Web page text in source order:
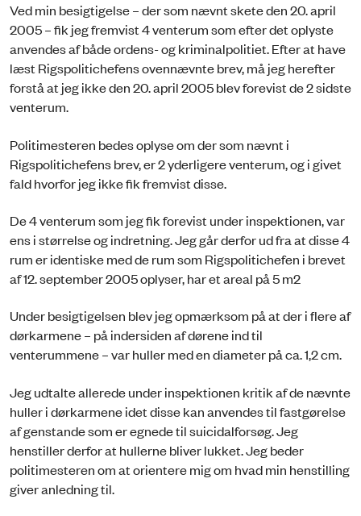
Ved min besigtigelse – der som nævnt skete den 20. april
2005 – fik jeg fremvist 4 venterum som efter det oplyste
anvendes af både ordens- og kriminalpolitiet. Efter at have
læst Rigspolitichefens ovennævnte brev, må jeg herefter
forstå at jeg ikke den 20. april 2005 blev forevist de 2 sidste
venterum.
Politimesteren bedes oplyse om der som nævnt i
Rigspolitichefens brev, er 2 yderligere venterum, og i givet
fald hvorfor jeg ikke fik fremvist disse.
De 4 venterum som jeg fik forevist under inspektionen, var
ens i størrelse og indretning. Jeg går derfor ud fra at disse 4
rum er identiske med de rum som Rigspolitichefen i brevet
af 12. september 2005 oplyser, har et areal på 5 m2
Under besigtigelsen blev jeg opmærksom på at der i flere af
dørkarmene – på indersiden af dørene ind til
venterummene – var huller med en diameter på ca. 1,2 cm.
Jeg udtalte allerede under inspektionen kritik af de nævnte
huller i dørkarmene idet disse kan anvendes til fastgørelse
af genstande som er egnede til suicidalforsøg. Jeg
henstiller derfor at hullerne bliver lukket. Jeg beder
politimesteren om at orientere mig om hvad min henstilling
giver anledning til.